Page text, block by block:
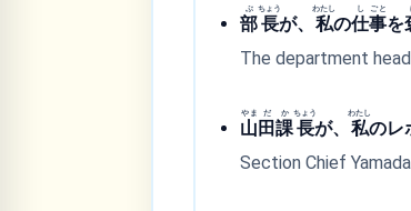
部
ぶ
長
ちょう
が、 私
わたし
の仕
し
事
ごと
を
The department
山
やま
田
だ
課
か
長
ちょう
が、 私
わたし
のレ
Section Chief